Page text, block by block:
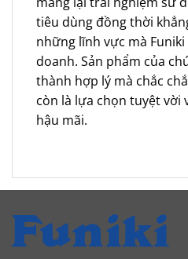
tiêu dùng đồng thời
những lĩnh vực mà
doanh. Sản phẩm của
thành hợp lý mà chắc
còn là lựa chọn tuyệt vời
hậu mãi.